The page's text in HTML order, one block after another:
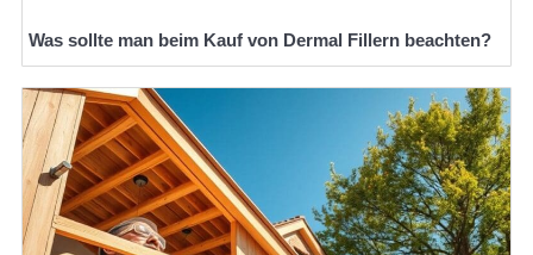
Was sollte man beim Kauf von Dermal Fillern beachten?